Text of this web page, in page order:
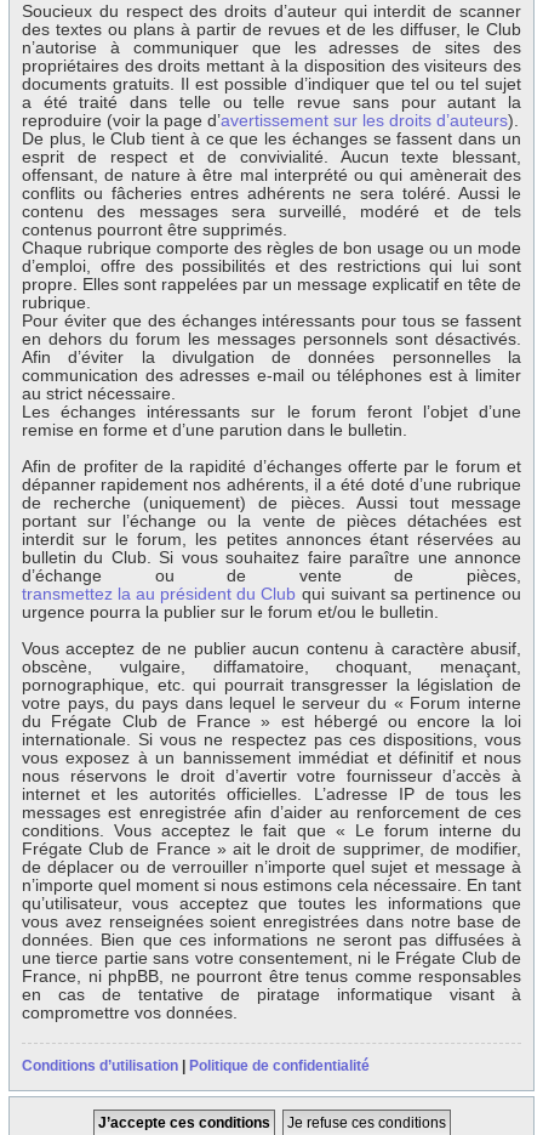
Soucieux du respect des droits d’auteur qui interdit de scanner
des textes ou plans à partir de revues et de les diffuser, le Club
n’autorise à communiquer que les adresses de sites des
propriétaires des droits mettant à la disposition des visiteurs des
documents gratuits. Il est possible d’indiquer que tel ou tel sujet
a été traité dans telle ou telle revue sans pour autant la
reproduire (voir la page d’avertissement sur les droits d’auteurs).
De plus, le Club tient à ce que les échanges se fassent dans un
esprit de respect et de convivialité. Aucun texte blessant,
offensant, de nature à être mal interprété ou qui amènerait des
conflits ou fâcheries entres adhérents ne sera toléré. Aussi le
contenu des messages sera surveillé, modéré et de tels
contenus pourront être supprimés.
Chaque rubrique comporte des règles de bon usage ou un mode
d’emploi, offre des possibilités et des restrictions qui lui sont
propre. Elles sont rappelées par un message explicatif en tête de
rubrique.
Pour éviter que des échanges intéressants pour tous se fassent
en dehors du forum les messages personnels sont désactivés.
Afin d’éviter la divulgation de données personnelles la
communication des adresses e-mail ou téléphones est à limiter
au strict nécessaire.
Les échanges intéressants sur le forum feront l’objet d’une
remise en forme et d’une parution dans le bulletin.
Afin de profiter de la rapidité d’échanges offerte par le forum et
dépanner rapidement nos adhérents, il a été doté d’une rubrique
de recherche (uniquement) de pièces. Aussi tout message
portant sur l’échange ou la vente de pièces détachées est
interdit sur le forum, les petites annonces étant réservées au
bulletin du Club. Si vous souhaitez faire paraître une annonce
d’échange ou de vente de pièces,
transmettez la au président du Club qui suivant sa pertinence ou
urgence pourra la publier sur le forum et/ou le bulletin.
Vous acceptez de ne publier aucun contenu à caractère abusif,
obscène, vulgaire, diffamatoire, choquant, menaçant,
pornographique, etc. qui pourrait transgresser la législation de
votre pays, du pays dans lequel le serveur du « Forum interne
du Frégate Club de France » est hébergé ou encore la loi
internationale. Si vous ne respectez pas ces dispositions, vous
vous exposez à un bannissement immédiat et définitif et nous
nous réservons le droit d’avertir votre fournisseur d’accès à
internet et les autorités officielles. L’adresse IP de tous les
messages est enregistrée afin d’aider au renforcement de ces
conditions. Vous acceptez le fait que « Le forum interne du
Frégate Club de France » ait le droit de supprimer, de modifier,
de déplacer ou de verrouiller n’importe quel sujet et message à
n’importe quel moment si nous estimons cela nécessaire. En tant
qu’utilisateur, vous acceptez que toutes les informations que
vous avez renseignées soient enregistrées dans notre base de
données. Bien que ces informations ne seront pas diffusées à
une tierce partie sans votre consentement, ni le Frégate Club de
France, ni phpBB, ne pourront être tenus comme responsables
en cas de tentative de piratage informatique visant à
compromettre vos données.
Conditions d’utilisation Politique de confidentialité